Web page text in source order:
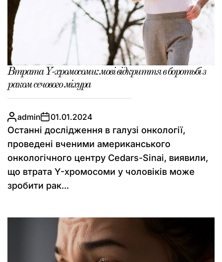
Втрата Y-хромосоми: мові відкриття в боротьбі з
раком сечового міхура
admin 01.01.2024
Останні дослідження в галузі онкології,
проведені вченими американського
онкологічного центру Cedars-Sinai, виявили,
що втрата Y-хромосоми у чоловіків може
зробити рак...